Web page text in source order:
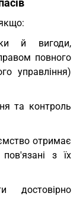
й вигоди,
повного
управління)
та контроль
отримає
з їх
достовірно